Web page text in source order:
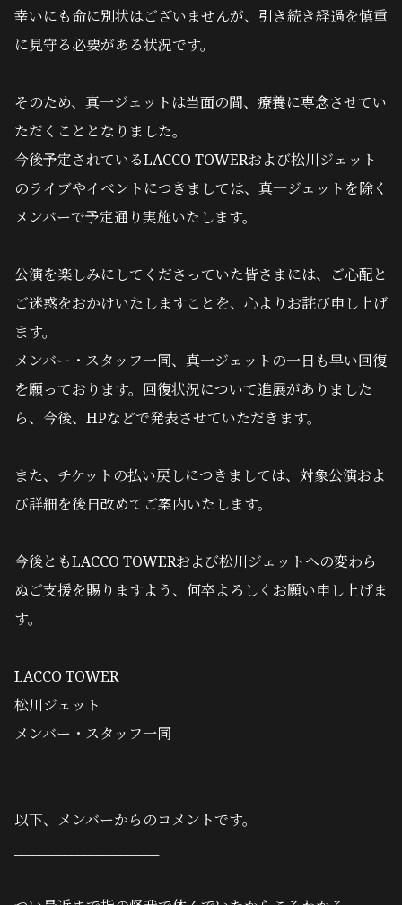
幸いにも命に別状はございませんが、引き続き経過を慎重
に見守る必要がある状況です。
そのため、真一ジェットは当面の間、療養に専念させてい
ただくこととなりました。
今後予定されているLACCO TOWERおよび松川ジェット
のライブやイベントにつきましては、真一ジェットを除く
メンバーで予定通り実施いたします。
公演を楽しみにしてくださっていた皆さまには、ご心配と
ご迷惑をおかけいたしますことを、心よりお詫び申し上げ
ます。
メンバー・スタッフ一同、真一ジェットの一日も早い回復
を願っております。回復状況について進展がありました
ら、今後、HPなどで発表させていただきます。
また、チケットの払い戻しにつきましては、対象公演およ
び詳細を後日改めてご案内いたします。
今後ともLACCO TOWERおよび松川ジェットへの変わら
ぬご支援を賜りますよう、何卒よろしくお願い申し上げま
す。
LACCO TOWER
松川ジェット
メンバー・スタッフ一同
以下、メンバーからのコメントです。